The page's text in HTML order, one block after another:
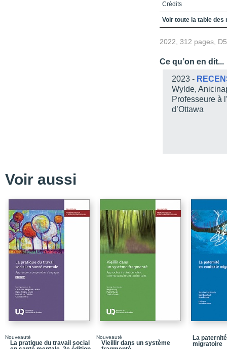
Crédits
Préface
Note aux lecteurs
Table des matières
Liste des figures
Liste des tableaux
Chapitre 2 / L’État et
visages de
Chapitre 3 /
PARTIE 2 / Le
Chapitre 4 /
Chapitre 6 / Un
l’enfance: la Loi C-92
Chapitre 8 / Le
Voir toute la table des
2022, 312 pages,
Ce qu’on en dit...
2023 -
Wylde,
Professeure à
d’Ottawa
Voir aussi
Nouveauté
La pratique du travail social
Nouveauté
Vieillir dans un système
La
migratoire